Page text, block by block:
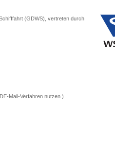
(GDWS), vertreten durch
Mail-Verfahren nutzen.)